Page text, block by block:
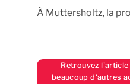
À Muttersholtz, la
Retrouvez
beaucoup d'autres